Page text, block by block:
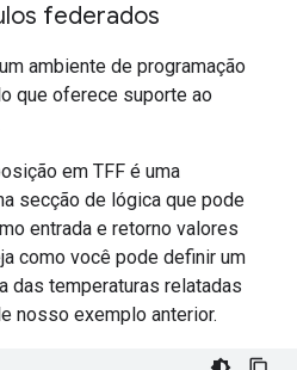
federados
ambiente de programação
que oferece suporte ao
em TFF é uma
secção de lógica que pode
entrada e retorno valores
como você pode definir um
das temperaturas relatadas
nosso exemplo anterior.